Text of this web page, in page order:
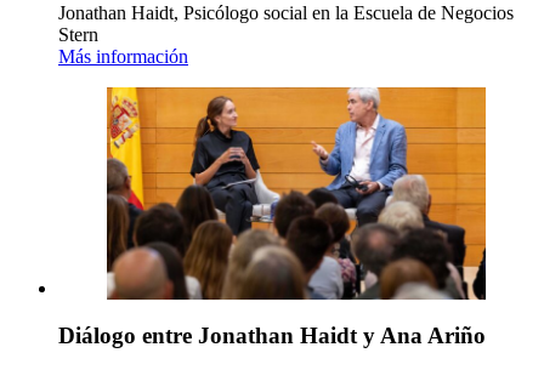
Jonathan Haidt, Psicólogo social en la Escuela de Negocios
Stern
Más información
Diálogo entre Jonathan Haidt y Ana Ariño